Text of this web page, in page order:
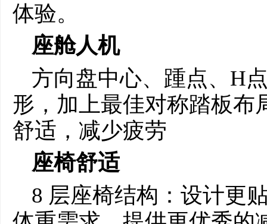
体验。
座舱人机
方向盘中心、踵点、H
形，加上最佳对称踏板布
舒适，减少疲劳
座椅舒适
8 层座椅结构：设计更